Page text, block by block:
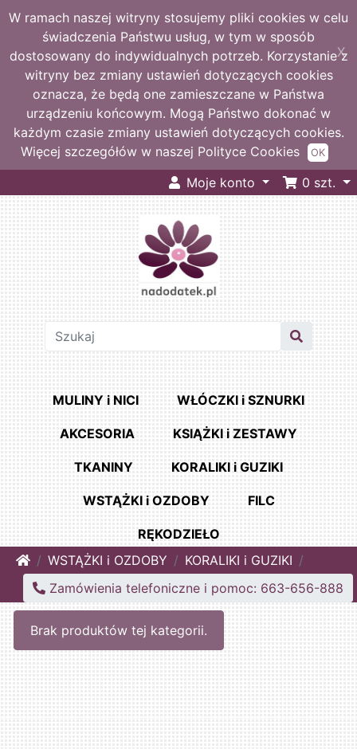
W ramach naszej witryny stosujemy pliki cookies w celu
świadczenia Państwu usług, w tym w sposób
dostosowany do indywidualnych potrzeb. Korzystanie z
witryny bez zmiany ustawień dotyczących cookies
oznacza, że będą one zamieszczane w Państwa
urządzeniu końcowym. Mogą Państwo dokonać w
każdym czasie zmiany ustawień dotyczących cookies.
Więcej szczegółów w naszej Polityce Cookies
X
OK
Moje konto 0 szt.
MULINY i NICI WŁÓCZKI i SZNURKI
AKCESORIA KSIĄŻKI i ZESTAWY
TKANINY KORALIKI i GUZIKI
WSTĄŻKI i OZDOBY FILC
RĘKODZIEŁO
HomeWSTĄŻKI i OZDOBY
KORALIKI i GUZIKI
Zamówienia telefoniczne i pomoc: 663-656-888
Brak produktów tej kategorii.